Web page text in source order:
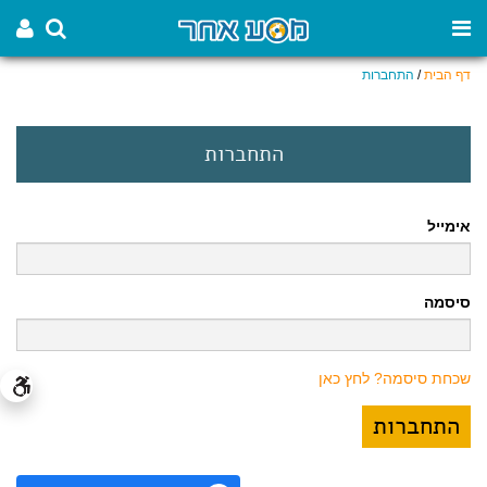
דף הבית/ התחברות
התחברות
אימייל
סיסמה
שכחת סיסמה? לחץ כאן